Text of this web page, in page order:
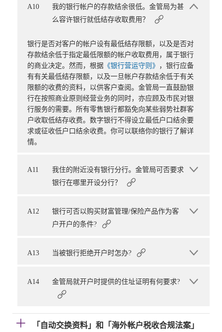
A10
我的银行帐户的存款结余很低。金管局为甚
么容许银行就低结存收取费用？
银行是否对客户的帐户设有最低结存限额，以及是否对
存款结余低于指定最低限额的帐户收取费用，属于银行
的商业决定。然而，根据 《银行营运守则》 ，银行应备
有有关最低结存限额，以及一旦帐户存款结余低于有关
限额的收费的资料，以供客户查阅。金管局一直鼓励银
行在按照商业原则经营业务的同时，亦应顾及市民对银
行服务的需要。所有零售银行都豁免向某些弱势社群客
户收取低结存收费。数字银行不得设立最低户口结余要
求或征收低户口结余收费。你可以联络你的银行了解详
情。
A11
我住的附近没有银行分行。金管局可否要求
银行在哪里开设分行？
A12
银行可否以购买财富管理/保险产品作为客
户开户的条件?
A13 当被银行拒绝开户时怎办?
A14 金管局就开户时提供的住址证明有何要求?
「自动交换资料」和「海外帐户税收合规法案」